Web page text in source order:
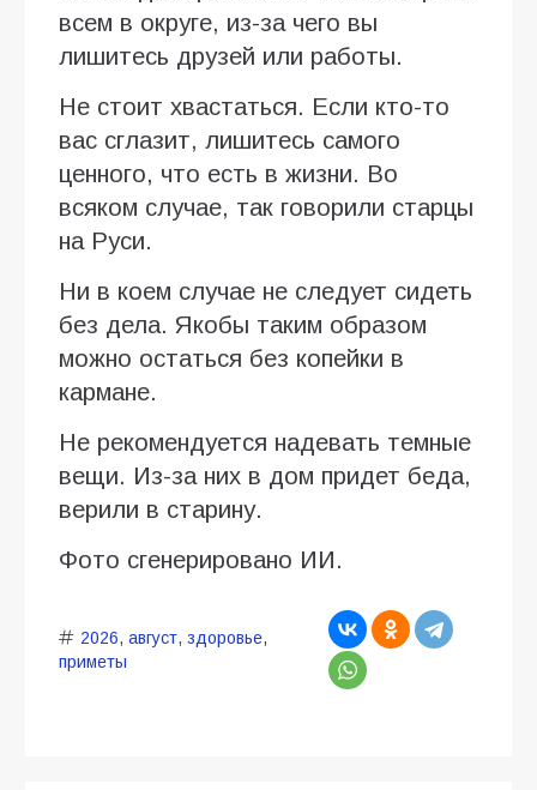
всем в округе, из-за чего вы
лишитесь друзей или работы.
Не стоит хвастаться. Если кто-то
вас сглазит, лишитесь самого
ценного, что есть в жизни. Во
всяком случае, так говорили старцы
на Руси.
Ни в коем случае не следует сидеть
без дела. Якобы таким образом
можно остаться без копейки в
кармане.
Не рекомендуется надевать темные
вещи. Из-за них в дом придет беда,
верили в старину.
Фото сгенерировано ИИ.
2026, август, здоровье,
приметы